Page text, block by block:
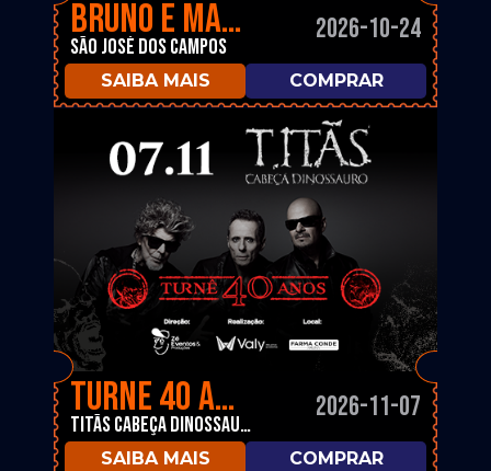
Bruno e Marrone
São José dos Campos
2026-10-24
SAIBA MAIS COMPRAR
Turnê 40 Anos
Titãs Cabeça Dinossauro
2026-11-07
SAIBA MAIS COMPRAR